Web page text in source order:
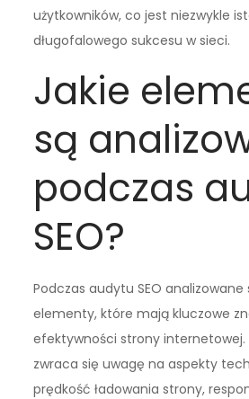
użytkowników, co jest niezwykle
długofalowego sukcesu w sieci.
Jakie
są
podczas
SEO?
Podczas audytu SEO analizowane
elementy, które mają kluczowe
efektywności strony internetowej.
zwraca się uwagę na aspekty
prędkość ładowania strony,